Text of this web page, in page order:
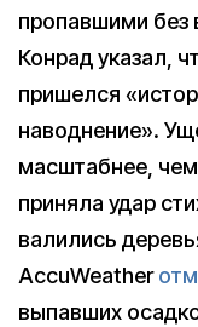
пропавшими без
Конрад указал,
пришелся
наводнение».
масштабнее,
приняла удар
валились
AccuWeather
выпавших